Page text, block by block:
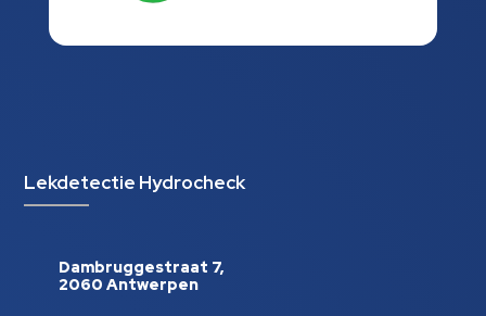
Lekdetectie Hydrocheck
Dambruggestraat 7,
2060 Antwerpen